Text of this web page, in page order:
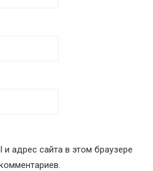
адрес сайта в этом браузере